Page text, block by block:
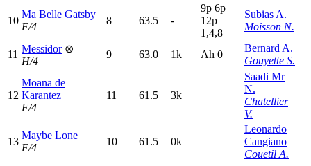
10
Ma Belle Gatsby
F/4
8 63.5 -
9p 6p
12p
1,4,8
Subias A.
Moisson N.
11 Messidor ⊗
H/4
9 63.0 1k Ah 0
Bernard A.
Gouyette S.
12
Moana de
Karantez
F/4
11 61.5 3k
Saadi Mr
N.
Chatellier
V.
13
Maybe Lone
F/4
10 61.5 0k
Leonardo
Cangiano
Couetil A.